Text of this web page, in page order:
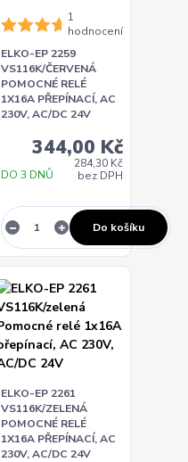
1
hodnocení
ELKO-EP 2259
VS116K/ČERVENÁ
POMOCNÉ RELÉ
1X16A PŘEPÍNACÍ, AC
230V, AC/DC 24V
344,00 Kč
284,30 Kč
bez DPH
DO 3 DNŮ
Do košíku
ELKO-EP 2261
VS116K/ZELENÁ
POMOCNÉ RELÉ
1X16A PŘEPÍNACÍ, AC
230V, AC/DC 24V